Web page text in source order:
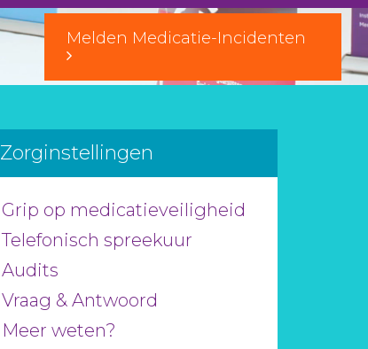
Melden Medicatie-Incidenten
Zorginstellingen
Grip op medicatieveiligheid
Telefonisch spreekuur
Audits
Vraag & Antwoord
Meer weten?